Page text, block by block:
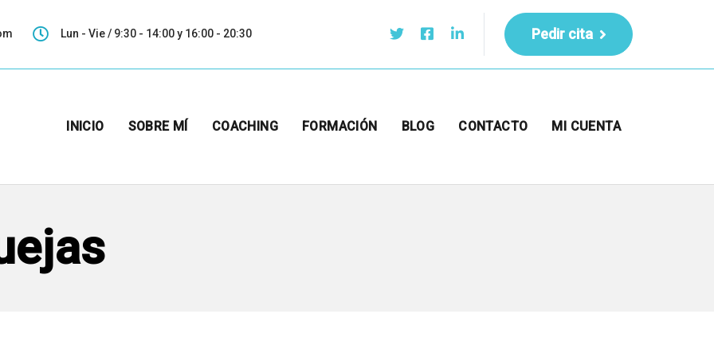
Lun - Vie / 9:30 - 14:00 y 16:00 - 20:30 Pedir cita
INICIO SOBRE MÍ COACHING FORMACIÓN BLOG CONTACTO MI CUENTA